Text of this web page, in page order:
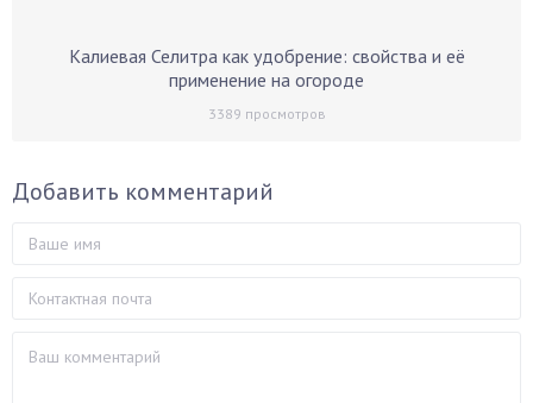
Калиевая Селитра как удобрение: свойства и её
применение на огороде
3389 просмотров
Добавить комментарий